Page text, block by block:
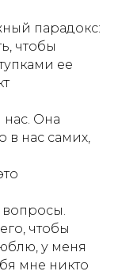
парадокс:
чтобы
ее
нас. Она
в нас самих,
вопросы.
чтобы
у меня
мне никто